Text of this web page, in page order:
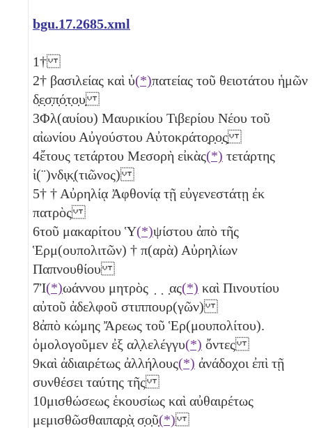
bgu.17.2685.xml
1†
2† βασιλείας καὶ ὑ(*)πατείας τοῦ θειοτάτου ἡμῶν
δ̣ε̣σ̣π̣ό̣τ̣ο̣υ̣
3Φλ(αυίου) Μαυρικίου Τιβερίου Νέου τοῦ
αἰωνίου Αὐγούστου Αὐτοκράτο̣ρ̣ο̣ς̣
4ἔτους τετάρτου Μεσορὴ εἰκὰς(*) τετάρτης
ἰ(¨)νδι̣κ̣(τιῶνος)
5† † Αὐρηλίᾳ Ἀφθονίᾳ τῇ εὐγενεστάτῃ ἐκ
πατρὸς
6τοῦ μακαρίτου Ὑ(*)ψίστου ἀπὸ τῆς
Ἑρμ(ουπολιτῶν) † π(αρὰ) Αὐρηλίων
Παπνουθίου
7Ἰ(*)ωάννου μητρὸς ̣ ̣ ̣ας(*) καὶ Πινουτίου
αὐτοῦ ἀδελφοῦ στιππουρ(γῶν)
8ἀπὸ κώμης Ἄρεως τοῦ Ἑρ(μουπολίτου).
ὁμολογοῦμεν ἐξ αλ̣λελέγγυ(*) ὄντες
9καὶ ἀδιαιρέτως ἀλλήλους(*) ἀνάδοχοι ἐπὶ τῇ
συνθέσει ταύτης τῆς
10μισθώσεως ἑκουσίως καὶ αὐθαιρέτως
μεμισθῶσθαιπα̣ρ̣ὰ̣ σ̣ο̣ῦ̣(*)